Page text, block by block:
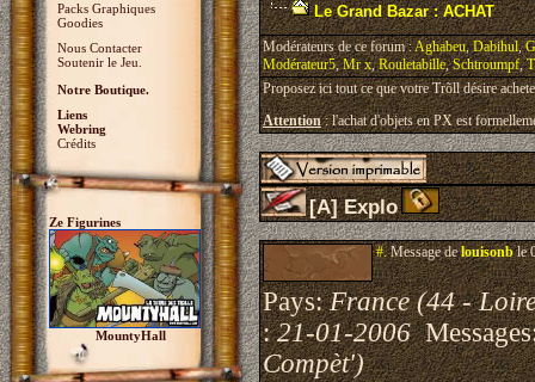
Packs Graphiques
Goodies
Nous Contacter
Soutenir le Jeu.
Notre Boutique.
Liens
Webring
Crédits
Ze Figurines
MountyHall
Le Grand Bazar : ACHAT
Modérateurs de ce forum :Aghabeu,Dabihul,
Modérateur5,Mr x,Rouletabille,Schtroumpf,
Proposez ici tout ce que votre Trõll désire
Attention: l'achat d'objets en PX est
[A] Explo
#.Message delouisonble
Pays:France (44 -
:21-01-2006
Compèt')